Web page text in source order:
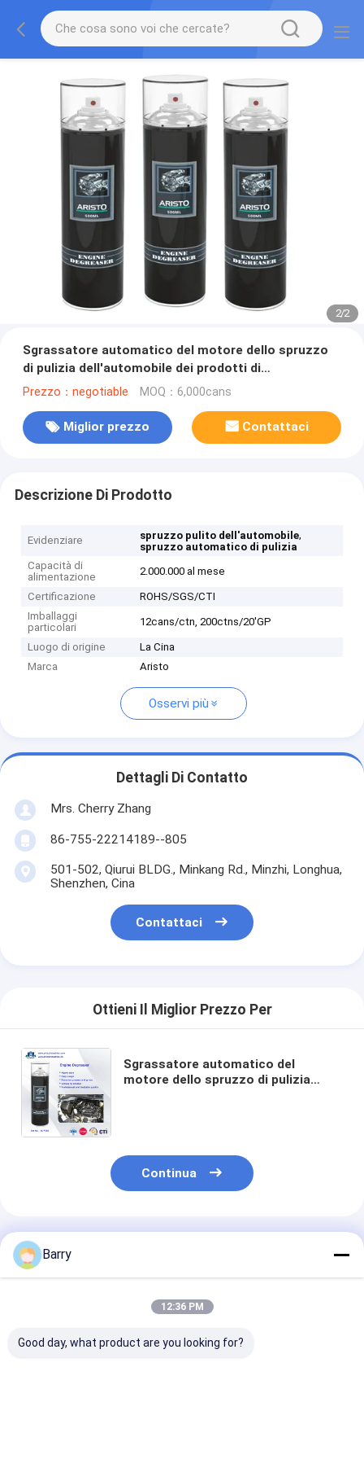
2/2
Sgrassatore automatico del motore dello spruzzo
di pulizia dell'automobile dei prodotti di
cura/spruzzo di superficie 500ml pulitore del motore
Prezzo：negotiable MOQ：6,000cans
Miglior prezzo Contattaci
Descrizione Di Prodotto
Evidenziare spruzzo pulito dell'automobile,
spruzzo automatico di pulizia
Capacità di
alimentazione
2.000.000 al mese
Certificazione
ROHS/SGS/CTI
Imballaggi
particolari
12cans/ctn, 200ctns/20'GP
Luogo di origine
La Cina
Marca
Aristo
Osservi più
Dettagli Di Contatto
Mrs. Cherry Zhang
86-755-22214189--805
501-502, Qiurui BLDG., Minkang Rd., Minzhi, Longhua,
Shenzhen, Cina
Contattaci
Ottieni Il Miglior Prezzo Per
Sgrassatore automatico del
motore dello spruzzo di pulizia
Continua
Prodotti Raccomandati
Barry
12:36 PM
Good day, what product are you looking for?